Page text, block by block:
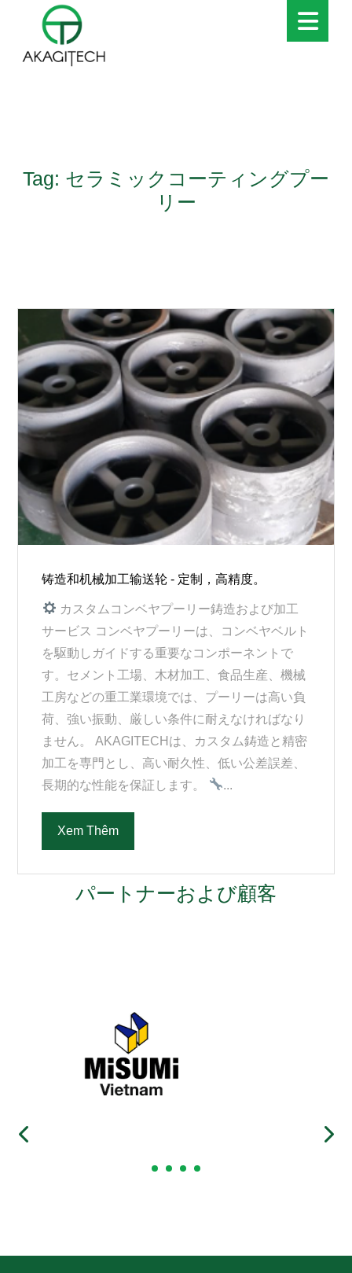
Tag: セラミックコーティングプー
リー
铸造和机械加工输送轮 - 定制，高精度。
カスタムコンベヤプーリー鋳造および加工
サービス コンベヤプーリーは、コンベヤベルト
を駆動しガイドする重要なコンポーネントで
す。セメント工場、木材加工、食品生産、機械
工房などの重工業環境では、プーリーは高い負
荷、強い振動、厳しい条件に耐えなければなり
ません。 AKAGITECHは、カスタム鋳造と精密
加工を専門とし、高い耐久性、低い公差誤差、
長期的な性能を保証します。
...
Xem Thêm
パートナーおよび顧客